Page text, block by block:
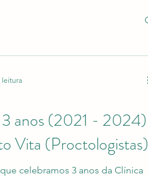
3 anos (2021 - 2024)
Vita (Proctologistas)
leitura